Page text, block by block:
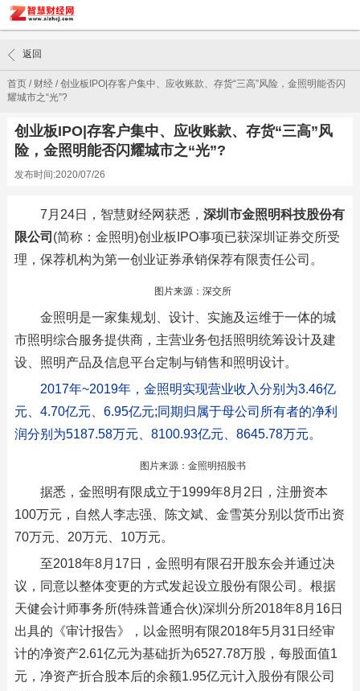
首页/ 财经/创业板IPO|存客户集中、应收账款、存货“三高”风险，金照明能否闪
耀城市之“光”?
返回
创业板IPO|存客户集中、应收账款、存货“三高”风
险，金照明能否闪耀城市之“光”?
发布时间:2020/07/26
7月24日，智慧财经网获悉， 深圳市金照明科技股份有
限公司 (简称：金照明)创业板IPO事项已获深圳证券交所受
理，保荐机构为第一创业证券承销保荐有限责任公司。
图片来源：深交所
金照明是一家集规划、设计、实施及运维于一体的城
市照明综合服务提供商，主营业务包括照明统筹设计及建
设、照明产品及信息平台定制与销售和照明设计。
2017年~2019年，金照明实现营业收入分别为3.46亿
元、4.70亿元、6.95亿元;同期归属于母公司所有者的净利
润分别为5187.58万元、8100.93亿元、8645.78万元。
图片来源：金照明招股书
据悉，金照明有限成立于1999年8月2日，注册资本
100万元，自然人李志强、陈文斌、金雪英分别以货币出资
70万元、20万元、10万元。
至2018年8月17日，金照明有限召开股东会并通过决
议，同意以整体变更的方式发起设立股份有限公司。根据
天健会计师事务所(特殊普通合伙)深圳分所2018年8月16日
出具的《审计报告》，以金照明有限2018年5月31日经审
计的净资产2.61亿元为基础折为6527.78万股，每股面值1
元，净资产折合股本后的余额1.95亿元计入股份有限公司